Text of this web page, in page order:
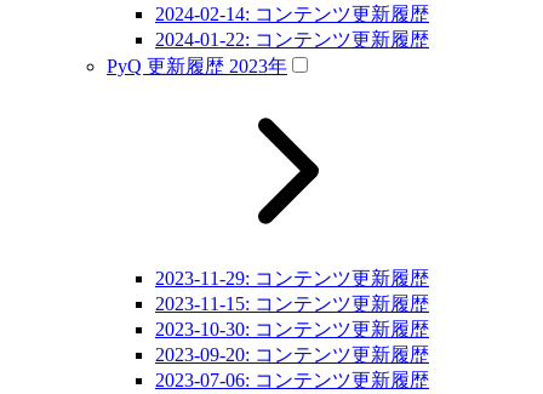
2024-02-14: コンテンツ更新履歴
2024-01-22: コンテンツ更新履歴
PyQ 更新履歴 2023年
2023-11-29: コンテンツ更新履歴
2023-11-15: コンテンツ更新履歴
2023-10-30: コンテンツ更新履歴
2023-09-20: コンテンツ更新履歴
2023-07-06: コンテンツ更新履歴